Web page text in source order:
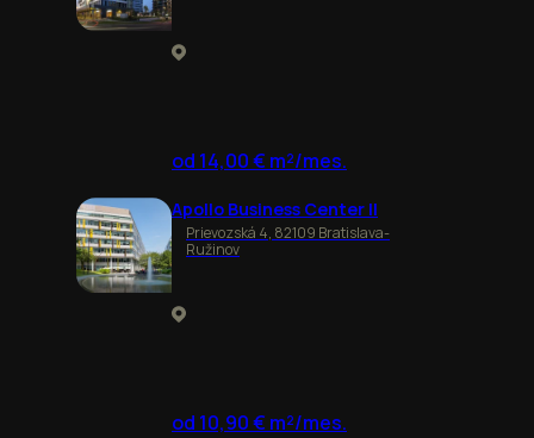
od 14,00 € m²/mes.
Apollo Business Center II
Prievozská 4, 82109 Bratislava-
Ružinov
od 10,90 € m²/mes.